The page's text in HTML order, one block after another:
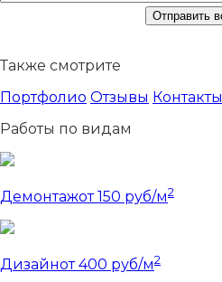
Также смотрите
Портфолио Отзывы Контакты
Работы по видам
Демонтажот 150 руб/м2
Дизайнот 400 руб/м2